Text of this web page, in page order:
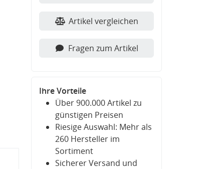
Artikel vergleichen
Fragen zum Artikel
Ihre Vorteile
Über 900.000 Artikel zu
günstigen Preisen
Riesige Auswahl: Mehr als
260 Hersteller im
Sortiment
Sicherer Versand und